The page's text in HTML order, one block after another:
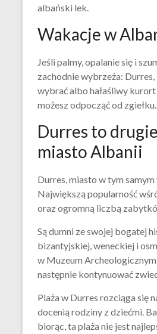
albański lek.
Wakacje w
Jeśli palmy, opalanie się i
zachodnie wybrzeża:
wybrać albo hałaśliwy
możesz odpocząć od zgiełku.
Durres to
miasto Albanii
Durres, miasto w tym
Największą popularność
oraz ogromną liczbą
Są dumni ze swojej bogatej
bizantyjskiej, weneckiej i
w Muzeum
następnie kontynuować
Plaża w Durres rozciąga się
docenią rodziny z dziećmi.
biorąc, ta plaża nie jest